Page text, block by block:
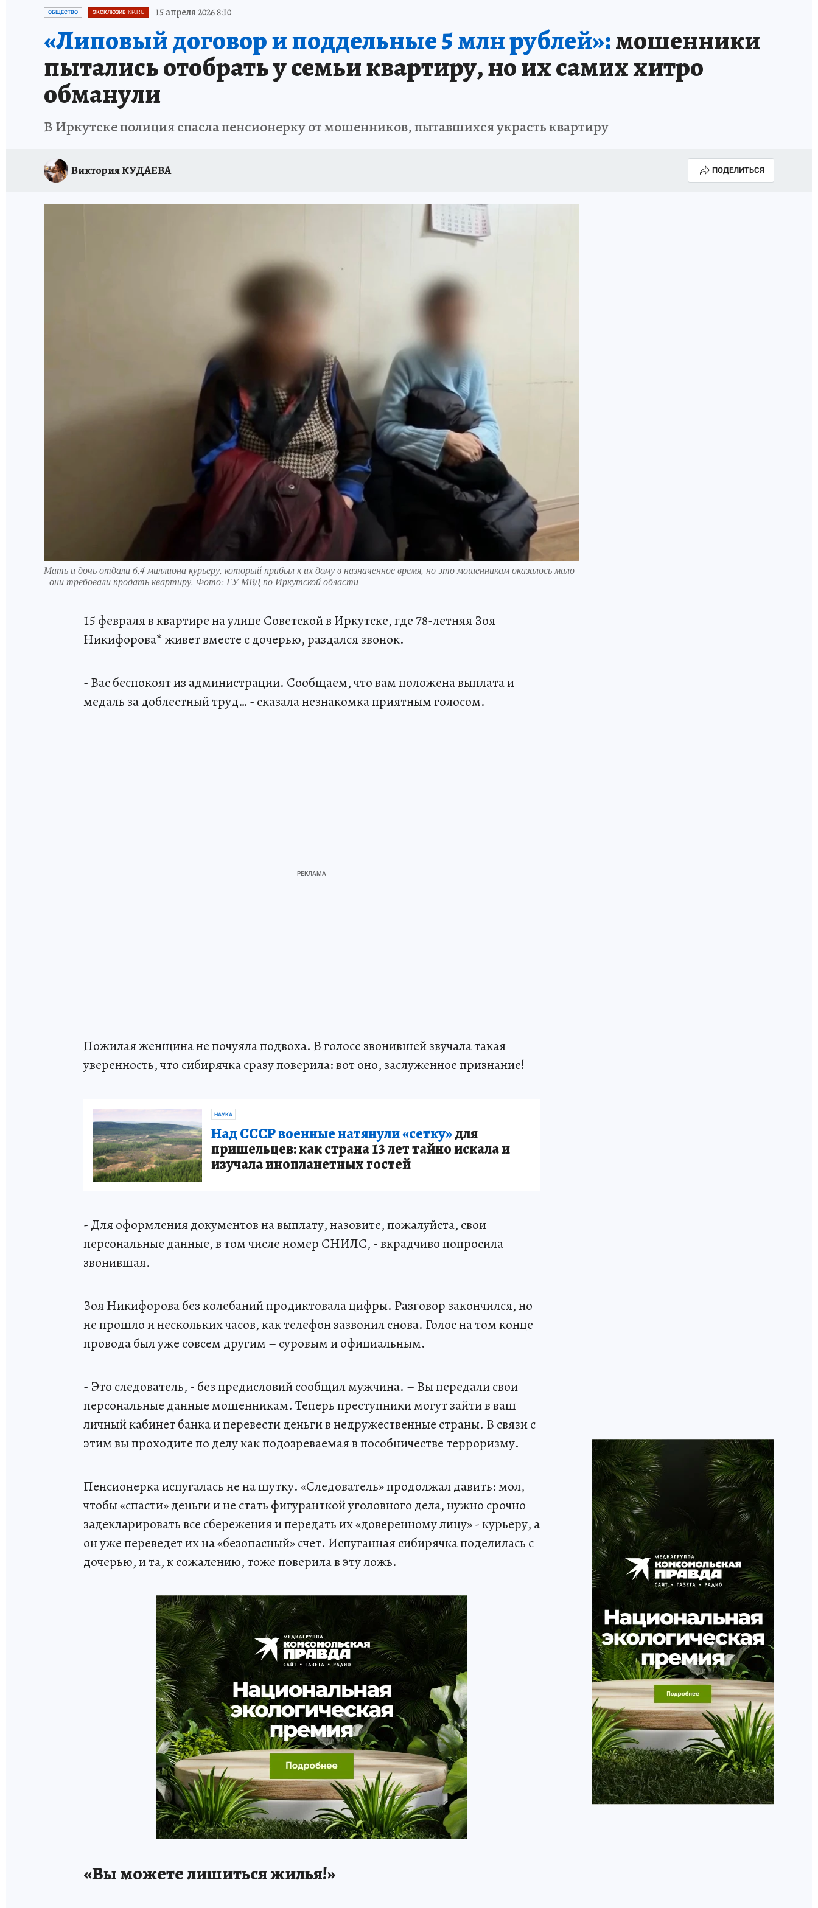
ПРОИСШЕСТВИЯ АФИША ИСПЫТАНО НА СЕБЕ
ОБЩЕСТВО ЭКСКЛЮЗИВ KP.RU 15 апреля 2026 8:10
«Липовый договор и поддельные 5 млн рублей»:мошенники
пытались отобрать у семьи квартиру, но их самих хитро
обманули
В Иркутске полиция спасла пенсионерку от мошенников, пытавшихся украсть квартиру
Виктория КУДАЕВА ПОДЕЛИТЬСЯ
Мать и дочь отдали 6,4 миллиона курьеру, который прибыл к их дому в назначенное время, но это мошенникам оказалось мало
- они требовали продать квартиру. Фото: ГУ МВД по Иркутской области
15 февраля в квартире на улице Советской в Иркутске, где 78-летняя Зоя
Никифорова* живет вместе с дочерью, раздался звонок.
- Вас беспокоят из администрации. Сообщаем, что вам положена выплата и
медаль за доблестный труд… - сказала незнакомка приятным голосом.
Пожилая женщина не почуяла подвоха. В голосе звонившей звучала такая
уверенность, что сибирячка сразу поверила: вот оно, заслуженное признание!
НАУКА
Над СССР военные натянули «сетку»для
пришельцев: как страна 13 лет тайно искала и
изучала инопланетных гостей
- Для оформления документов на выплату, назовите, пожалуйста, свои
персональные данные, в том числе номер СНИЛС, - вкрадчиво попросила
звонившая.
Зоя Никифорова без колебаний продиктовала цифры. Разговор закончился, но
не прошло и нескольких часов, как телефон зазвонил снова. Голос на том конце
провода был уже совсем другим – суровым и официальным.
- Это следователь, - без предисловий сообщил мужчина. – Вы передали свои
персональные данные мошенникам. Теперь преступники могут зайти в ваш
личный кабинет банка и перевести деньги в недружественные страны. В связи с
этим вы проходите по делу как подозреваемая в пособничестве терроризму.
Пенсионерка испугалась не на шутку. «Следователь» продолжал давить: мол,
чтобы «спасти» деньги и не стать фигуранткой уголовного дела, нужно срочно
задекларировать все сбережения и передать их «доверенному лицу» - курьеру, а
он уже переведет их на «безопасный» счет. Испуганная сибирячка поделилась с
дочерью, и та, к сожалению, тоже поверила в эту ложь.
«Вы можете лишиться жилья!»